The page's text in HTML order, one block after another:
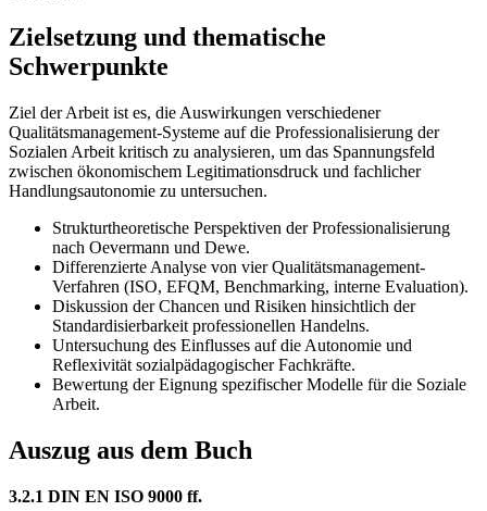
Zielsetzung und thematische
Schwerpunkte
Ziel der Arbeit ist es, die Auswirkungen verschiedener
Qualitätsmanagement-Systeme auf die Professionalisierung der
Sozialen Arbeit kritisch zu analysieren, um das Spannungsfeld
zwischen ökonomischem Legitimationsdruck und fachlicher
Handlungsautonomie zu untersuchen.
Strukturtheoretische Perspektiven der Professionalisierung
nach Oevermann und Dewe.
Differenzierte Analyse von vier Qualitätsmanagement-
Verfahren (ISO, EFQM, Benchmarking, interne Evaluation).
Diskussion der Chancen und Risiken hinsichtlich der
Standardisierbarkeit professionellen Handelns.
Untersuchung des Einflusses auf die Autonomie und
Reflexivität sozialpädagogischer Fachkräfte.
Bewertung der Eignung spezifischer Modelle für die Soziale
Arbeit.
Auszug aus dem Buch
3.2.1 DIN EN ISO 9000 ff.